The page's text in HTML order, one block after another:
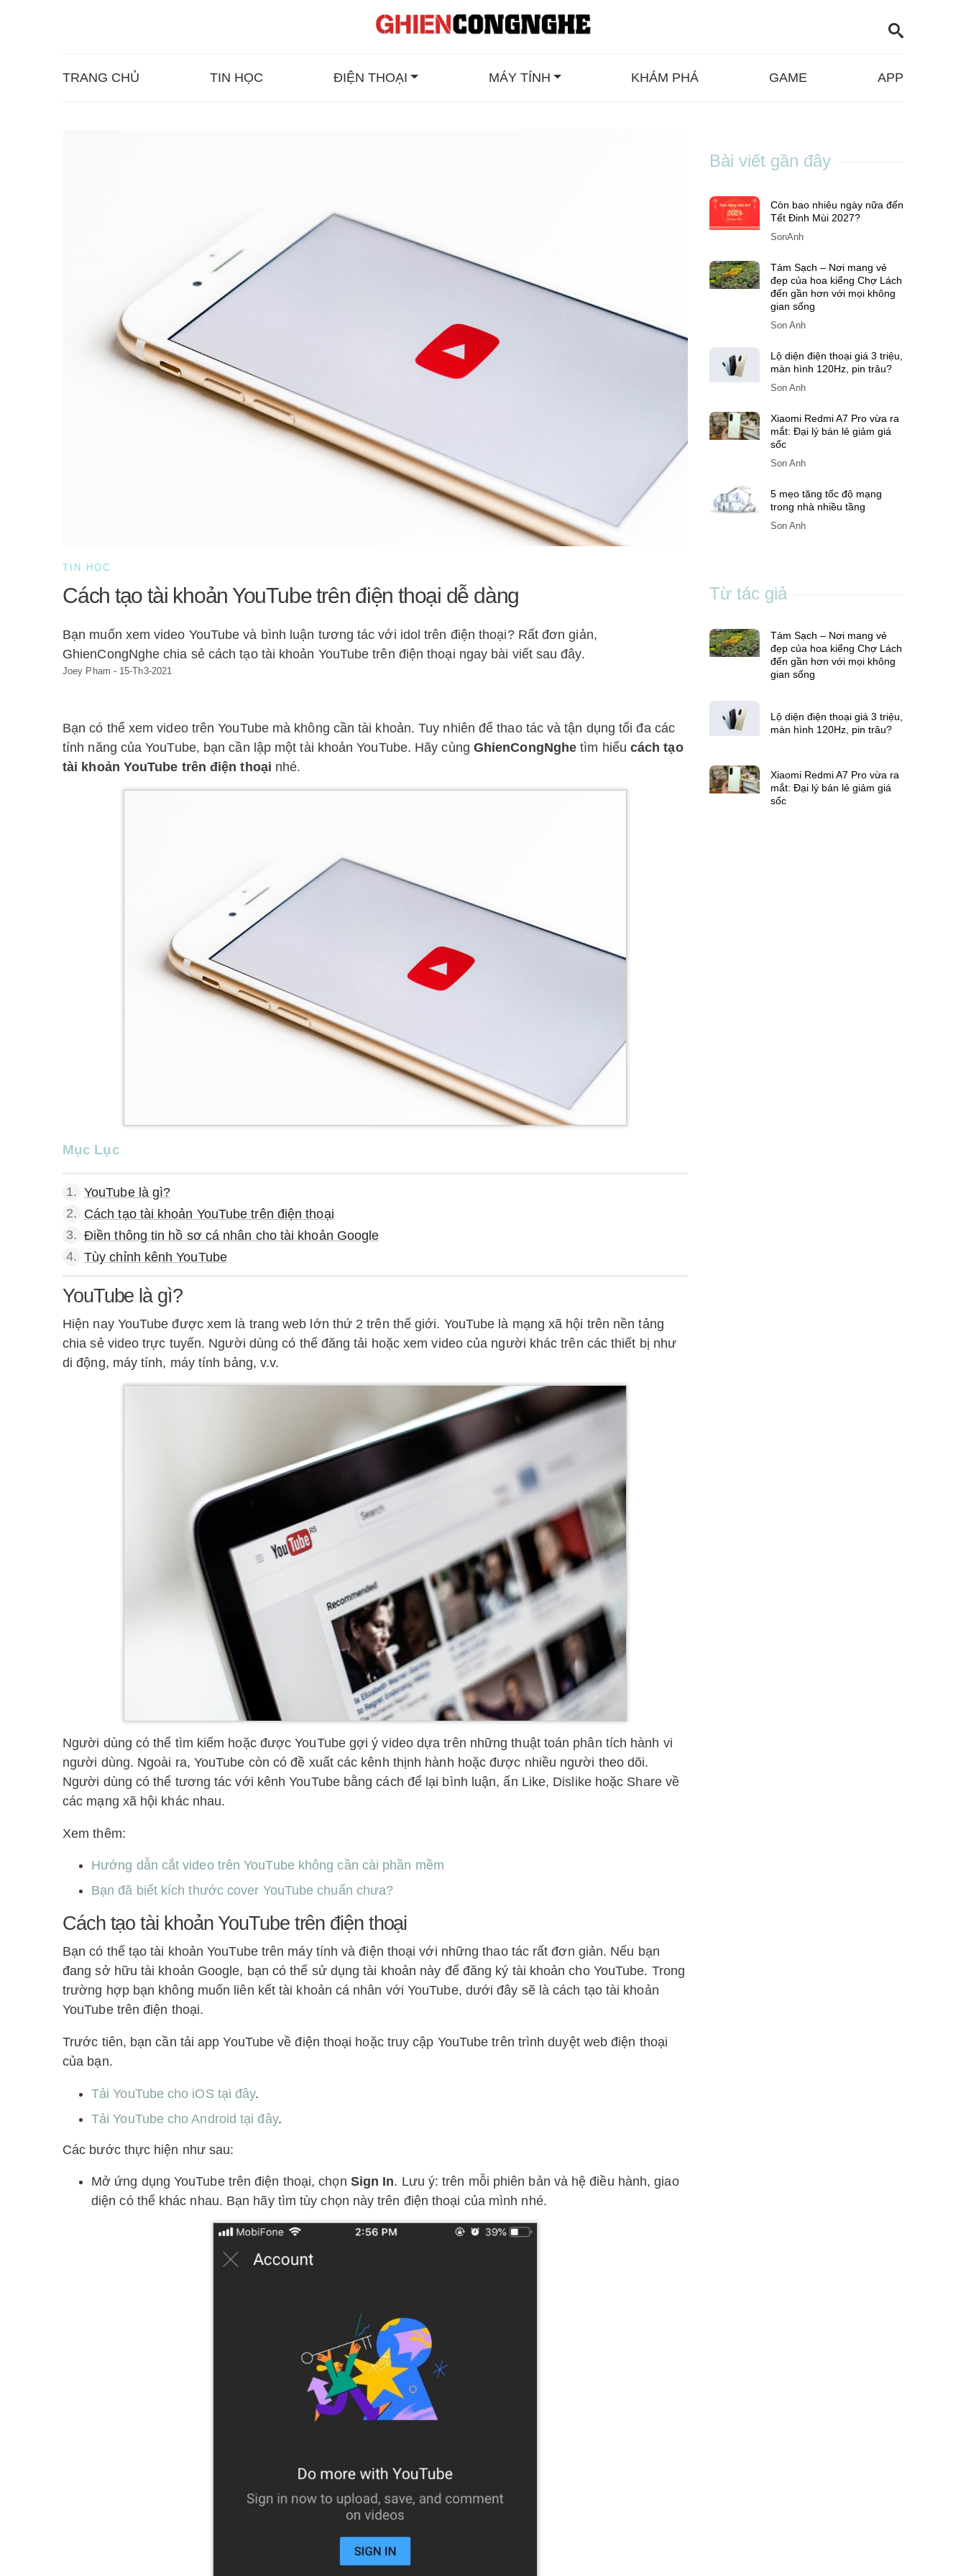
TRANG CHỦ TIN HỌC ĐIỆN THOẠI MÁY TÍNH KHÁM PHÁ GAME APP
TIN HỌC
Cách tạo tài khoản YouTube trên điện thoại dễ dàng
Bạn muốn xem video YouTube và bình luận tương tác với idol trên điện thoại? Rất đơn giản,
GhienCongNghe chia sẻ cách tạo tài khoản YouTube trên điện thoại ngay bài viết sau đây.
Joey Pham - 15-Th3-2021
Bạn có thể xem video trên YouTube mà không cần tài khoản. Tuy nhiên để thao tác và tận dụng tối đa các
tính năng của YouTube, bạn cần lập một tài khoản YouTube. Hãy cùng GhienCongNghe tìm hiểu cách tạo
tài khoản YouTube trên điện thoại nhé.
Mục Lục
1. YouTube là gì?
2. Cách tạo tài khoản YouTube trên điện thoại
3. Điền thông tin hồ sơ cá nhân cho tài khoản Google
4. Tùy chỉnh kênh YouTube
YouTube là gì?
Hiện nay YouTube được xem là trang web lớn thứ 2 trên thế giới. YouTube là mạng xã hội trên nền tảng
chia sẻ video trực tuyến. Người dùng có thể đăng tải hoặc xem video của người khác trên các thiết bị như
di động, máy tính, máy tính bảng, v.v.
Người dùng có thể tìm kiếm hoặc được YouTube gợi ý video dựa trên những thuật toán phân tích hành vi
người dùng. Ngoài ra, YouTube còn có đề xuất các kênh thịnh hành hoặc được nhiều người theo dõi.
Người dùng có thể tương tác với kênh YouTube bằng cách để lại bình luận, ấn Like, Dislike hoặc Share về
các mạng xã hội khác nhau.
Xem thêm:
Hướng dẫn cắt video trên YouTube không cần cài phần mềm
Bạn đã biết kích thước cover YouTube chuẩn chưa?
Cách tạo tài khoản YouTube trên điện thoại
Bạn có thể tạo tài khoản YouTube trên máy tính và điện thoại với những thao tác rất đơn giản. Nếu bạn
đang sở hữu tài khoản Google, bạn có thể sử dụng tài khoản này để đăng ký tài khoản cho YouTube. Trong
trường hợp bạn không muốn liên kết tài khoản cá nhân với YouTube, dưới đây sẽ là cách tạo tài khoản
YouTube trên điện thoại.
Trước tiên, bạn cần tải app YouTube về điện thoại hoặc truy cập YouTube trên trình duyệt web điện thoại
của bạn.
Tải YouTube cho iOS tại đây.
Tải YouTube cho Android tại đây.
Các bước thực hiện như sau:
Mở ứng dụng YouTube trên điện thoại, chọn Sign In. Lưu ý: trên mỗi phiên bản và hệ điều hành, giao
diện có thể khác nhau. Bạn hãy tìm tùy chọn này trên điện thoại của mình nhé.
Bài viết gần đây
Còn bao nhiêu ngày nữa đến
Tết Đinh Mùi 2027?
SonAnh
Tám Sạch – Nơi mang vẻ
đẹp của hoa kiểng Chợ Lách
đến gần hơn với mọi không
gian sống
Son Anh
Lộ diện điện thoại giá 3 triệu,
màn hình 120Hz, pin trâu?
Son Anh
Xiaomi Redmi A7 Pro vừa ra
mắt: Đại lý bán lẻ giảm giá
sốc
Son Anh
5 mẹo tăng tốc độ mạng
trong nhà nhiều tầng
Son Anh
Từ tác giả
Tám Sạch – Nơi mang vẻ
đẹp của hoa kiểng Chợ Lách
đến gần hơn với mọi không
gian sống
Lộ diện điện thoại giá 3 triệu,
màn hình 120Hz, pin trâu?
Xiaomi Redmi A7 Pro vừa ra
mắt: Đại lý bán lẻ giảm giá
sốc